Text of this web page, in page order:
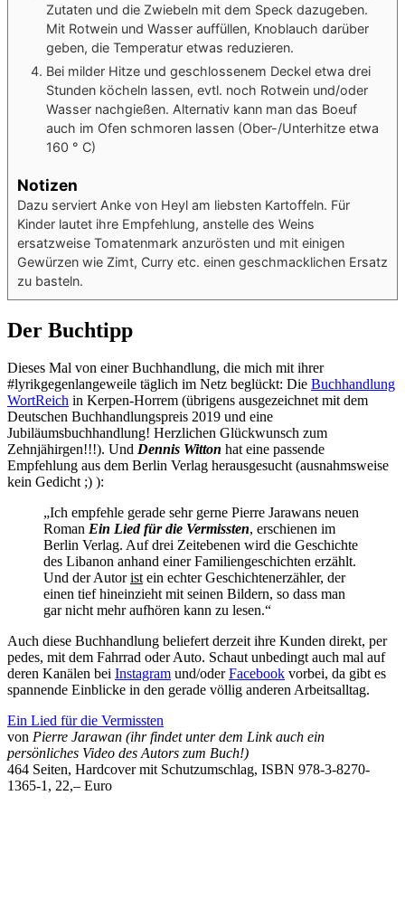
Zutaten und die Zwiebeln mit dem Speck dazugeben.
Mit Rotwein und Wasser auffüllen, Knoblauch darüber
geben, die Temperatur etwas reduzieren.
Bei milder Hitze und geschlossenem Deckel etwa drei
Stunden köcheln lassen, evtl. noch Rotwein und/oder
Wasser nachgießen. Alternativ kann man das Boeuf
auch im Ofen schmoren lassen (Ober-/Unterhitze etwa
160 ° C)
Notizen
Dazu serviert Anke von Heyl am liebsten Kartoffeln. Für
Kinder lautet ihre Empfehlung, anstelle des Weins
ersatzweise Tomatenmark anzurösten und mit einigen
Gewürzen wie Zimt, Curry etc. einen geschmacklichen Ersatz
zu basteln.
Der Buchtipp
Dieses Mal von einer Buchhandlung, die mich mit ihrer
#lyrikgegenlangeweile täglich im Netz beglückt: Die Buchhandlung
WortReich in Kerpen-Horrem (übrigens ausgezeichnet mit dem
Deutschen Buchhandlungspreis 2019 und eine
Jubiläumsbuchhandlung! Herzlichen Glückwunsch zum
Zehnjähirgen!!!). Und Dennis Witton hat eine passende
Empfehlung aus dem Berlin Verlag herausgesucht (ausnahmsweise
kein Gedicht ;) ):
„Ich empfehle gerade sehr gerne Pierre Jarawans neuen
Roman Ein Lied für die Vermissten, erschienen im
Berlin Verlag. Auf drei Zeitebenen wird die Geschichte
des Libanon anhand einer Familiengeschichten erzählt.
Und der Autoristein echter Geschichtenerzähler, der
einen tief hineinzieht mit seinen Bildern, so dass man
gar nicht mehr aufhören kann zu lesen.“
Auch diese Buchhandlung beliefert derzeit ihre Kunden direkt, per
pedes, mit dem Fahrrad oder Auto. Schaut unbedingt auch mal auf
deren Kanälen bei Instagram und/oderFacebook vorbei, da gibt es
spannende Einblicke in den gerade völlig anderen Arbeitsalltag.
Ein Lied für die Vermissten
von Pierre Jarawan (ihr findet unter dem Link auch ein
persönliches Video des Autors zum Buch!)
464 Seiten, Hardcover mit Schutzumschlag, ISBN 978-3-8270-
1365-1, 22,– Euro